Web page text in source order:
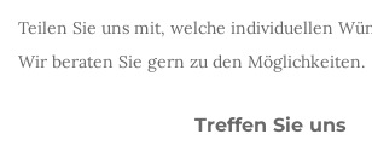
Teilen Sie uns mit, welche individuellen
Wir beraten Sie gern zu den Möglichkeiten.
Treffen Sie uns